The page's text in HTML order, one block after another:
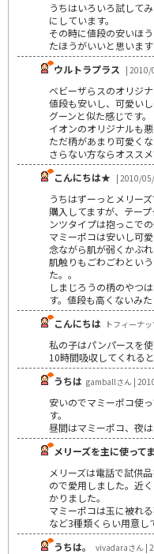
うちはいろいろ試して
にしています。
その時に値段の安いほ
たほうがいいと思います
ウルトラプラス | 2010/
ベビーザらスのオリジ
値段も安いし、可愛い
グーンと似た感じです。
イオンのオリジナルも悪
ただ柄があまり可愛く
さらない方ならオススメ
こんにちは★ | 2010/
うちはずーっとメリー
購入してますが、テー
ンツタイプは抱っこで
マミーポコは安いし可
念ながら肌が弱くかぶ
肌触りもごわごわとい
た。。
しまじろうの柄のやつ
す。値段も高くないみ
こんにちは トフィーナ
私の子はパンパースを
10時間吸収してくれる
うちは gamballさん |
安いのでマミーポコ使
す。
昼間はマミーポコ、夜
メリーズを主に使って
メリーズは電話で試供
ので愛用しました。近
かりました。
マミーポコは玉に被れ
など3種類くらい用意し
うちは。
vivadaraさん |